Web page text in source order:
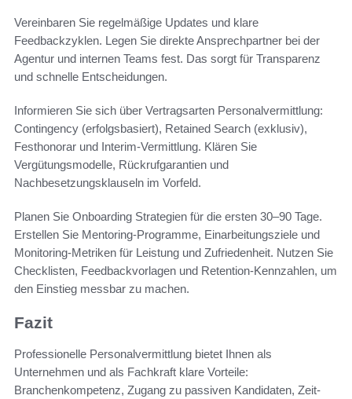
Vereinbaren Sie regelmäßige Updates und klare
Feedbackzyklen. Legen Sie direkte Ansprechpartner bei der
Agentur und internen Teams fest. Das sorgt für Transparenz
und schnelle Entscheidungen.
Informieren Sie sich über Vertragsarten Personalvermittlung:
Contingency (erfolgsbasiert), Retained Search (exklusiv),
Festhonorar und Interim-Vermittlung. Klären Sie
Vergütungsmodelle, Rückrufgarantien und
Nachbesetzungsklauseln im Vorfeld.
Planen Sie Onboarding Strategien für die ersten 30–90 Tage.
Erstellen Sie Mentoring-Programme, Einarbeitungsziele und
Monitoring-Metriken für Leistung und Zufriedenheit. Nutzen Sie
Checklisten, Feedbackvorlagen und Retention-Kennzahlen, um
den Einstieg messbar zu machen.
Fazit
Professionelle Personalvermittlung bietet Ihnen als
Unternehmen und als Fachkraft klare Vorteile:
Branchenkompetenz, Zugang zu passiven Kandidaten, Zeit-